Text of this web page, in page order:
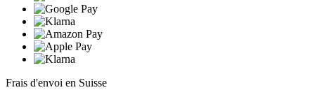
Frais d'envoi en Suisse